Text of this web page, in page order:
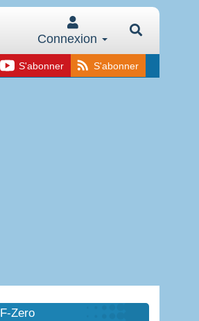
Connexion
S'abonner S'abonner
F-Zero